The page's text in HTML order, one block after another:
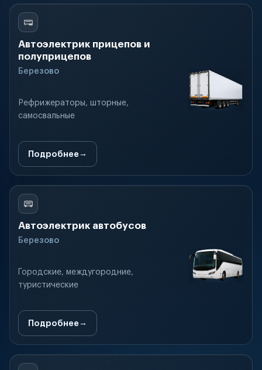
Автоэлектрик прицепов и
полуприцепов
Березово
Рефрижераторы, шторные,
самосвальные
Подробнее
Автоэлектрик автобусов
Березово
Городские, междугородние,
туристические
Подробнее